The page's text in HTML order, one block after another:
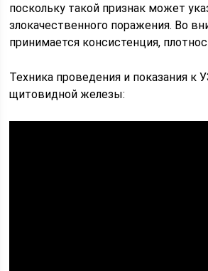
поскольку такой признак может
злокачественного поражения. Во
принимается консистенция,
Техника проведения и показания к
щитовидной железы: